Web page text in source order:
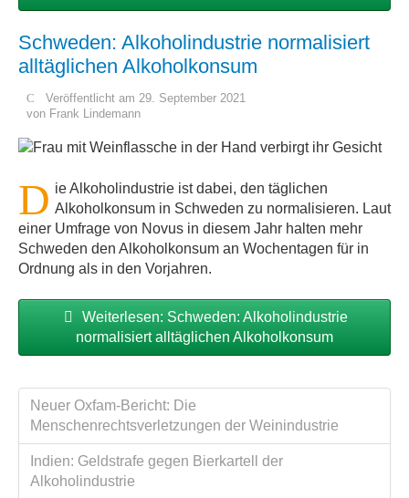
Schweden: Alkoholindustrie normalisiert
alltäglichen Alkoholkonsum
von Frank Lindemann
Veröffentlicht am 29. September 2021
D ie Alkoholindustrie ist dabei, den täglichen
Alkoholkonsum in Schweden zu normalisieren. Laut
einer Umfrage von Novus in diesem Jahr halten mehr
Schweden den Alkoholkonsum an Wochentagen für in
Ordnung als in den Vorjahren.
Weiterlesen: Schweden: Alkoholindustrie
normalisiert alltäglichen Alkoholkonsum
Neuer Oxfam-Bericht: Die
Menschenrechtsverletzungen der Weinindustrie
Indien: Geldstrafe gegen Bierkartell der
Alkoholindustrie